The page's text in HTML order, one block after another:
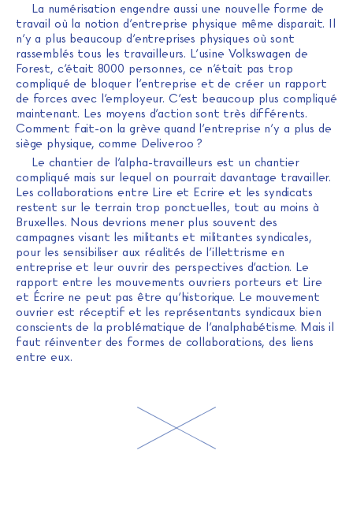
La numérisation engendre aussi une nouvelle forme de
travail où la notion d’entreprise physique même disparait. Il
n’y a plus beaucoup d’entreprises physiques où sont
rassemblés tous les travailleurs. L’usine Volkswagen de
Forest, c’était 8000 personnes, ce n’était pas trop
compliqué de bloquer l’entreprise et de créer un rapport
de forces avec l’employeur. C’est beaucoup plus compliqué
maintenant. Les moyens d’action sont très différents.
Comment fait-on la grève quand l’entreprise n’y a plus de
siège physique, comme Deliveroo ?
Le chantier de l’alpha-travailleurs est un chantier
compliqué mais sur lequel on pourrait davantage travailler.
Les collaborations entre Lire et Ecrire et les syndicats
restent sur le terrain trop ponctuelles, tout au moins à
Bruxelles. Nous devrions mener plus souvent des
campagnes visant les militants et militantes syndicales,
pour les sensibiliser aux réalités de l’illettrisme en
entreprise et leur ouvrir des perspectives d’action. Le
rapport entre les mouvements ouvriers porteurs et Lire
et Écrire ne peut pas être qu’historique. Le mouvement
ouvrier est réceptif et les représentants syndicaux bien
conscients de la problématique de l’analphabétisme. Mais il
faut réinventer des formes de collaborations, des liens
entre eux.